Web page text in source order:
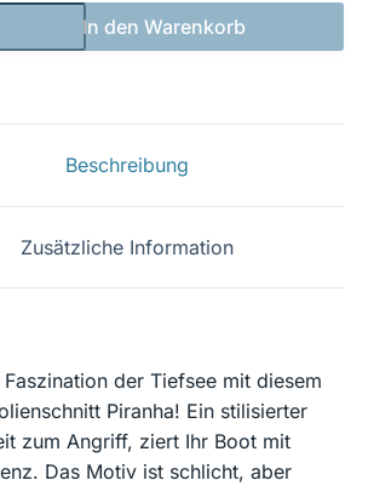
In den Warenkorb
Beschreibung
Zusätzliche Information
der Tiefsee mit diesem
Piranha! Ein stilisierter
zum Angriff, ziert Ihr Boot mit
Das Motiv ist schlicht, aber